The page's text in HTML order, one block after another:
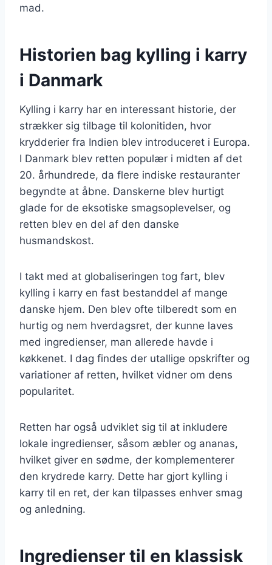
mad.
Historien bag kylling i karry
i Danmark
Kylling i karry har en interessant historie, der
strækker sig tilbage til kolonitiden, hvor
krydderier fra Indien blev introduceret i Europa.
I Danmark blev retten populær i midten af det
20. århundrede, da flere indiske restauranter
begyndte at åbne. Danskerne blev hurtigt
glade for de eksotiske smagsoplevelser, og
retten blev en del af den danske
husmandskost.
I takt med at globaliseringen tog fart, blev
kylling i karry en fast bestanddel af mange
danske hjem. Den blev ofte tilberedt som en
hurtig og nem hverdagsret, der kunne laves
med ingredienser, man allerede havde i
køkkenet. I dag findes der utallige opskrifter og
variationer af retten, hvilket vidner om dens
popularitet.
Retten har også udviklet sig til at inkludere
lokale ingredienser, såsom æbler og ananas,
hvilket giver en sødme, der komplementerer
den krydrede karry. Dette har gjort kylling i
karry til en ret, der kan tilpasses enhver smag
og anledning.
Ingredienser til en klassisk